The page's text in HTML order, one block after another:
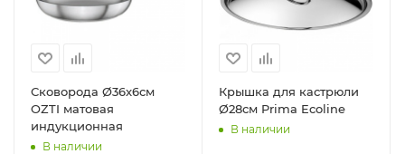
Сковорода Ø36x6см
OZTI матовая
индукционная
В наличии
Крышка для кастрюли
Ø28см Prima Ecoline
В наличии